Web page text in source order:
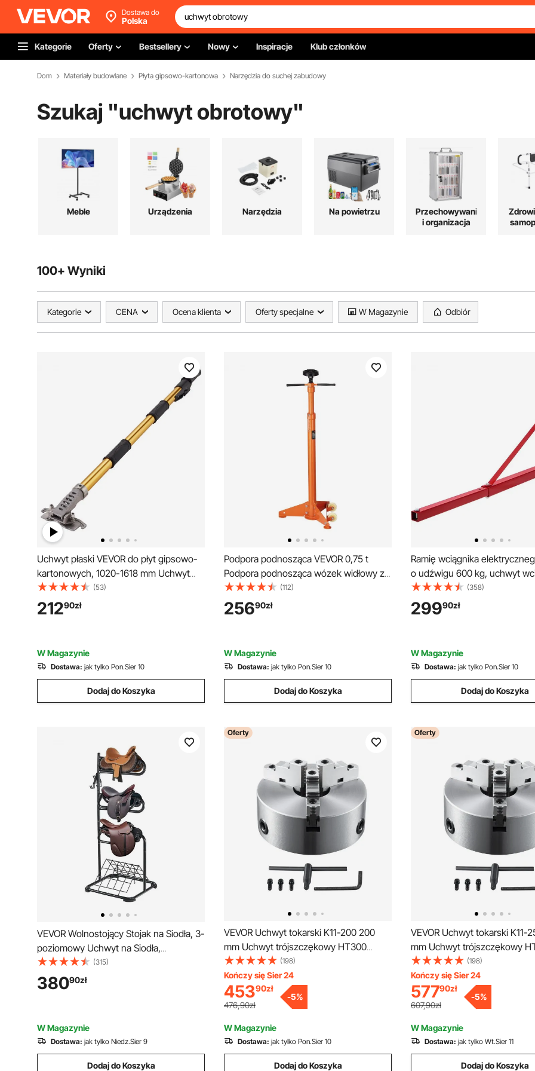
Dostawa do
Polska
Kategorie Oferty Bestsellery Nowy Inspiracje Klub członków
Dom Materiały budowlane Płyta gipsowo-kartonowa Narzędzia do suchej zabudowy
Szukaj "uchwyt obrotowy"
Meble Urządzenia Narzędzia Na powietrzu
Przechowywanie
i organizacja
100+ Wyniki
Kategorie CENA Ocena klienta Oferty specjalne W Magazynie Odbiór
Uchwyt płaski VEVOR do płyt gipsowo-
kartonowych, 1020-1618 mm Uchwyt
płaski z anodowanego aluminium, 5
sekcji o regulowanej długości, uchwyt
antypoślizgowy i malowanie 360°
(53)
21290zł
W Magazynie
Dostawa: jak tylko Pon.Sier 10
Dodaj do Koszyka
Podpora podnosząca VEVOR 0,75 t
Podpora podnosząca wózek widłowy z
wysokością podnoszenia 975-1915 mm,
obrotowy uchwyt łożyskowy,
samoblokująca śruba gwintowana, dwa
(112)
25690zł
W Magazynie
Dostawa: jak tylko Pon.Sier 10
Dodaj do Koszyka
Ramię wciągnika
o udźwigu 600 kg, uchwyt
ramię obrotowe z prętem,
wciągnika, obrotowy podnośnik
rusztowania 180°, ramię
(358)
29990zł
W Magazynie
Dostawa: jak tylko Pon.Sier 10
Dodaj do Koszyka
VEVOR Wolnostojący Stojak na Siodła, 3-
poziomowy Uchwyt na Siodła,
Wytrzymały Uchwyt na Koce Siodłowe,
Zdejmowany i Obrotowy, Uchwyt na
Siodła Angielskie i Westernowe do
(315)
38090zł
W Magazynie
Dostawa: jak tylko Niedz.Sier 9
Dodaj do Koszyka
Oferty
VEVOR Uchwyt tokarski K11-200 200
mm Uchwyt trójszczękowy HT300
Materiał Uchwyt trójszczękowy Zakres
mocowania 4-200 mm Uchwyt
trójszczękowy, 20Cr, ≥53HRC φ65 mm
Otwór Uchwyt tokarski samocentrujący
(198)
Kończy się Sier 24
45390zł
476,90zł
-5%
W Magazynie
Dostawa: jak tylko Pon.Sier 10
Dodaj do Koszyka
Oferty
VEVOR Uchwyt tokarski K11-
mm Uchwyt trójszczękowy
Materiał Uchwyt
mocowania 6-250 mm Uchwyt
trójszczękowy, 20Cr, ≥53HRC
Otwór Uchwyt tokarski
(198)
Kończy się Sier 24
57790zł
607,90zł
-5%
W Magazynie
Dostawa: jak tylko Wt.Sier 11
Dodaj do Koszyka